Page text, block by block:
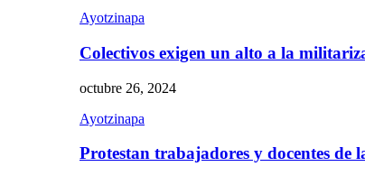
Ayotzinapa
Colectivos exigen un alto a la
octubre 26, 2024
Ayotzinapa
Protestan trabajadores y docentes